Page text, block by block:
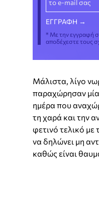
* Με την εγγραφή
αποδέχεστε τους
Μάλιστα, λίγο
παραχώρησαν μία
ημέρα που
τη χαρά και την
φετινό τελικό
να δηλώνει μη
καθώς είναι